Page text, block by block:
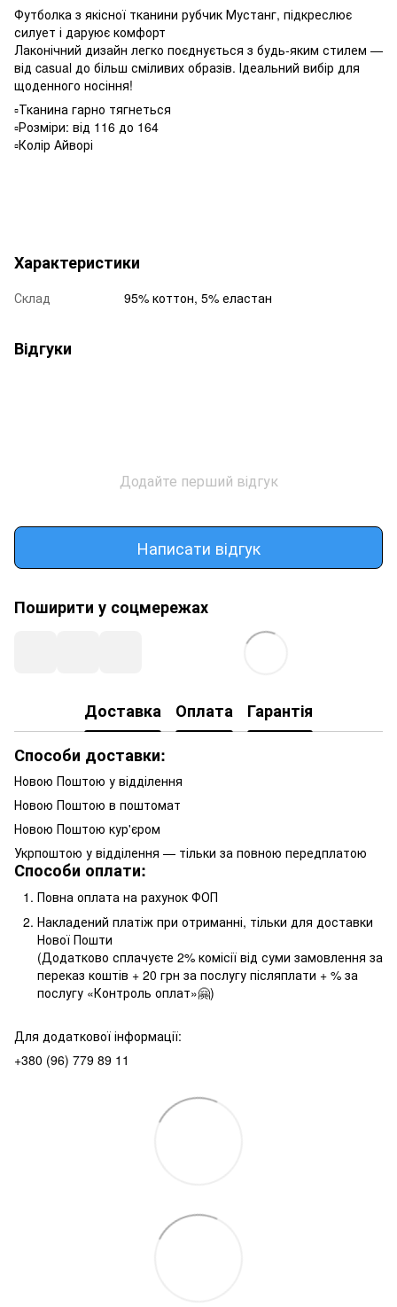
Футболка з якісної тканини рубчик Мустанг, підкреслює
силует і даруює комфорт
Лаконічний дизайн легко поєднується з будь‑яким стилем —
від casual до більш сміливих образів. Ідеальний вибір для
щоденного носіння!
▫️Тканина гарно тягнеться
▫️Розміри: від 116 до 164
▫️Колір Айворі
Характеристики
Склад 95% коттон, 5% еластан
Відгуки
Додайте перший відгук
Написати відгук
Поширити у соцмережах
Доставка Оплата
Гарантія
Способи доставки:
Новою Поштою у відділення
Новою Поштою в поштомат
Новою Поштою кур'єром
Укрпоштою у відділення — тільки за повною передплатою
Способи оплати:
Повна оплата на рахунок ФОП
Накладений платіж при отриманні, тільки для доставки
Нової Пошти
(Додатково сплачуєте 2% комісії від суми замовлення за
переказ коштів + 20 грн за послугу післяплати + % за
послугу «Контроль оплат»🤗)
Для додаткової інформації:
+380 (96) 779 89 11